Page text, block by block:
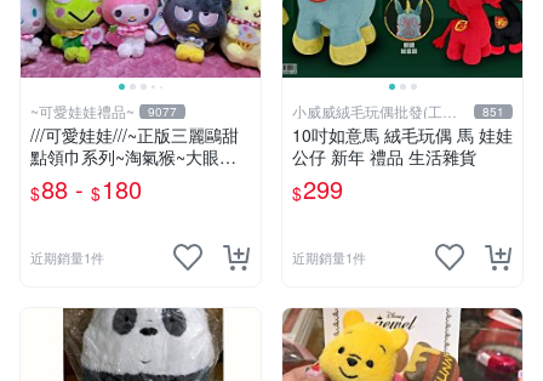
~可愛娃娃禮品~ 9077
///可愛娃娃///~正版三麗鷗甜
點領巾系列~淘氣猴~大眼蛙~
酷企鵝~布丁狗~美樂蒂~大耳
狗~雙子星絨毛娃娃--3吋
$88 - $180
近期銷量1件
小威威絨毛玩偶批發(工廠
直營)
851
10吋如意馬 絨毛玩偶 馬 娃娃
公仔 新年 禮品 生活雜貨
$299
近期銷量1件